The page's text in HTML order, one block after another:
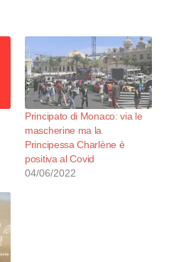
Principato di Monaco: via le
mascherine ma la
Principessa Charlène è
positiva al Covid
04/06/2022